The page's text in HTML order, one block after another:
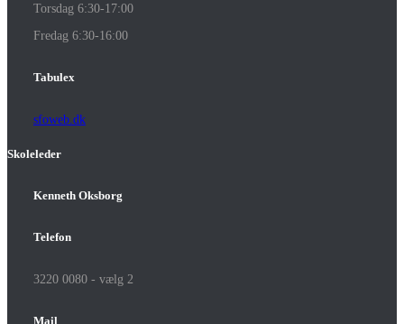
Torsdag 6:30-17:00
Fredag 6:30-16:00
Tabulex
sfoweb.dk
Skoleleder
Kenneth Oksborg
Telefon
3220 0080 - vælg 2
Mail